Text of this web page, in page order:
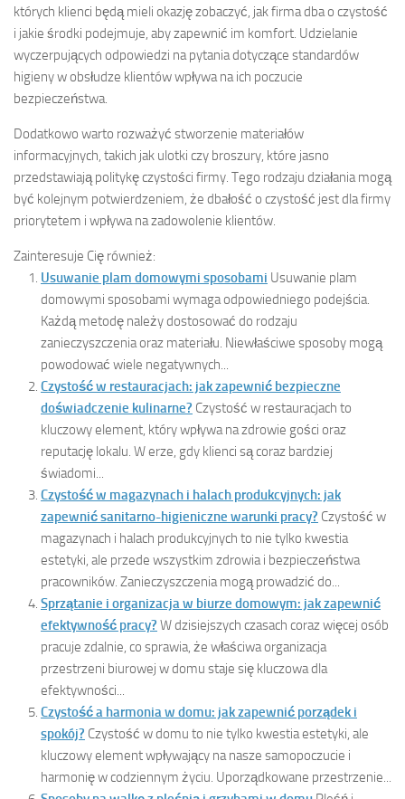
których klienci będą mieli okazję zobaczyć, jak firma dba o czystość
i jakie środki podejmuje, aby zapewnić im komfort. Udzielanie
wyczerpujących odpowiedzi na pytania dotyczące standardów
higieny w obsłudze klientów wpływa na ich poczucie
bezpieczeństwa.
Dodatkowo warto rozważyć stworzenie materiałów
informacyjnych, takich jak ulotki czy broszury, które jasno
przedstawiają politykę czystości firmy. Tego rodzaju działania mogą
być kolejnym potwierdzeniem, że dbałość o czystość jest dla firmy
priorytetem i wpływa na zadowolenie klientów.
Zainteresuje Cię również:
Usuwanie plam domowymi sposobami Usuwanie plam
domowymi sposobami wymaga odpowiedniego podejścia.
Każdą metodę należy dostosować do rodzaju
zanieczyszczenia oraz materiału. Niewłaściwe sposoby mogą
powodować wiele negatywnych...
Czystość w restauracjach: jak zapewnić bezpieczne
doświadczenie kulinarne? Czystość w restauracjach to
kluczowy element, który wpływa na zdrowie gości oraz
reputację lokalu. W erze, gdy klienci są coraz bardziej
świadomi...
Czystość w magazynach i halach produkcyjnych: jak
zapewnić sanitarno-higieniczne warunki pracy? Czystość w
magazynach i halach produkcyjnych to nie tylko kwestia
estetyki, ale przede wszystkim zdrowia i bezpieczeństwa
pracowników. Zanieczyszczenia mogą prowadzić do...
Sprzątanie i organizacja w biurze domowym: jak zapewnić
efektywność pracy? W dzisiejszych czasach coraz więcej osób
pracuje zdalnie, co sprawia, że właściwa organizacja
przestrzeni biurowej w domu staje się kluczowa dla
efektywności...
Czystość a harmonia w domu: jak zapewnić porządek i
spokój? Czystość w domu to nie tylko kwestia estetyki, ale
kluczowy element wpływający na nasze samopoczucie i
harmonię w codziennym życiu. Uporządkowane przestrzenie...